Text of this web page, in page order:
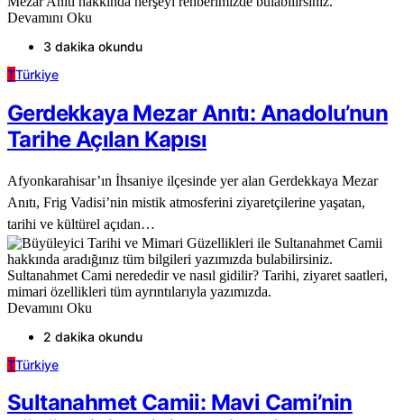
Devamını Oku
3 dakika okundu
TTürkiye
Gerdekkaya Mezar Anıtı: Anadolu’nun
Tarihe Açılan Kapısı
Afyonkarahisar’ın İhsaniye ilçesinde yer alan Gerdekkaya Mezar
Anıtı, Frig Vadisi’nin mistik atmosferini ziyaretçilerine yaşatan,
tarihi ve kültürel açıdan…
Devamını Oku
2 dakika okundu
TTürkiye
Sultanahmet Camii: Mavi Cami’nin